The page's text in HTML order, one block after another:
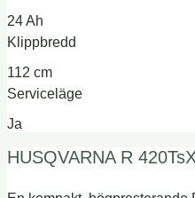
24 Ah
Klippbredd
112 cm
Serviceläge
Ja
HUSQVARNA R